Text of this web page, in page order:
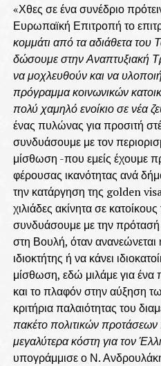
«Χθες σε ένα συνέδριο
Ευρωπαϊκή Επιτροπή το
κομμάτι από τα αδιάθετα του
δώσουμε στην Αναπτυξιακή
να μοχλευθούν και να
πρόγραμμα κοινωνικών
πολύ χαμηλό ενοίκιο σε νέα
ένας πυλώνας για προσιτή
συνδυάσουμε με τον
μίσθωση -που εμείς έχουμε
φέρουσας ικανότητας ανά
την κατάργηση της golden
χιλιάδες ακίνητα σε
συνδυάσουμε με την πρότασή
στη Βουλή, όταν
ιδιοκτήτης ή να κάνει
μίσθωση, εδώ μιλάμε για ένα
και το πλαφόν στην αύξηση
κριτήρια παλαιότητας του
πακέτο πολιτικών
μεγαλύτερα κόστη για τον
υπογράμμισε ο Ν.